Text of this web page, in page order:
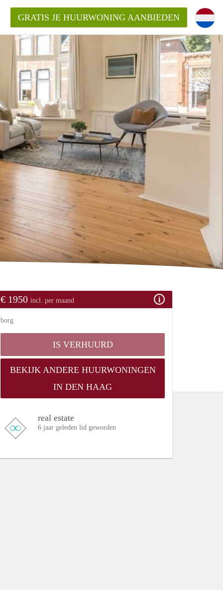
GRATIS JE HUURWONING AANBIEDEN
€ 1950 incl. per maand
borg
IS VERHUURD
BEKIJK ANDERE HUURWONINGEN
IN DEN HAAG
real estate
6 jaar geleden lid geworden